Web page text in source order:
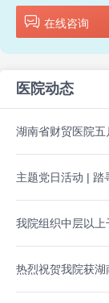
在线咨询
医院动态
湖南省财贸医院五
主题党日活动 | 踏
我院组织中层以
热烈祝贺我院获